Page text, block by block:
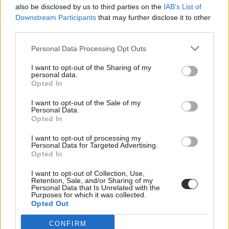
also be disclosed by us to third parties on the IAB’s List of
Downstream Participants that may further disclose it to other
Personal Data Processing Opt Outs
I want to opt-out of the Sharing of my
personal data.
Opted In
I want to opt-out of the Sale of my
Personal Data.
Opted In
I want to opt-out of processing my
Personal Data for Targeted Advertising.
Opted In
I want to opt-out of Collection, Use,
Retention, Sale, and/or Sharing of my
Personal Data that Is Unrelated with the
Purposes for which it was collected.
Opted Out
CONFIRM
középszintű érettségi
érettségi dátumok
érettségi felkészülés
érettségi 2023 május